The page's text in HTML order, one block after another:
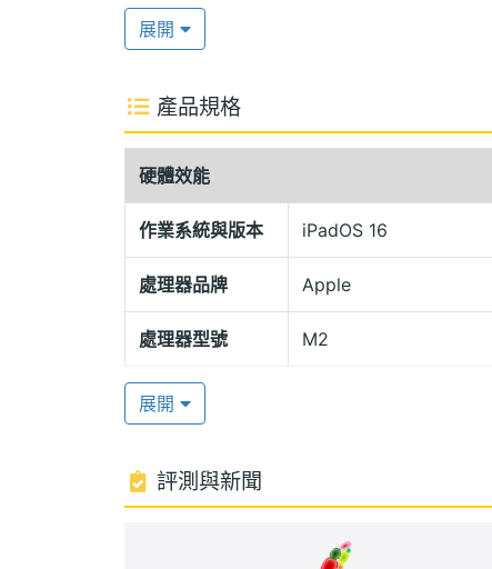
帶來高品質的視覺表現。具備 1,000,000
（HDR），支援 ProMotion 自動適應更
iPadOS 16
Apple iPad Pro 12.9 (2022) 5G 512GB
Thunderbolt 3 連接埠，不僅能外接顯示
可達 40Gbps。音效部分，內建 5 個錄
Apple M2 晶片
Apple iPad Pro 12.9 (2022) 5G 512GB
心 GPU，以及 16 核心神經網路引擎，相
進影像訊號處理器（ISP）、統一記憶體
智慧型 HDR 4 攝影
Apple iPad Pro 12.9 (2022) 5G 512GB
展開
產品規格
硬體效能
作業系統與版本 iPadOS 16
處理器品牌 Apple
處理器型號 M2
處理器核心數
ROM儲存空間 512 GB
40.88 Wh
展開
評測與新聞